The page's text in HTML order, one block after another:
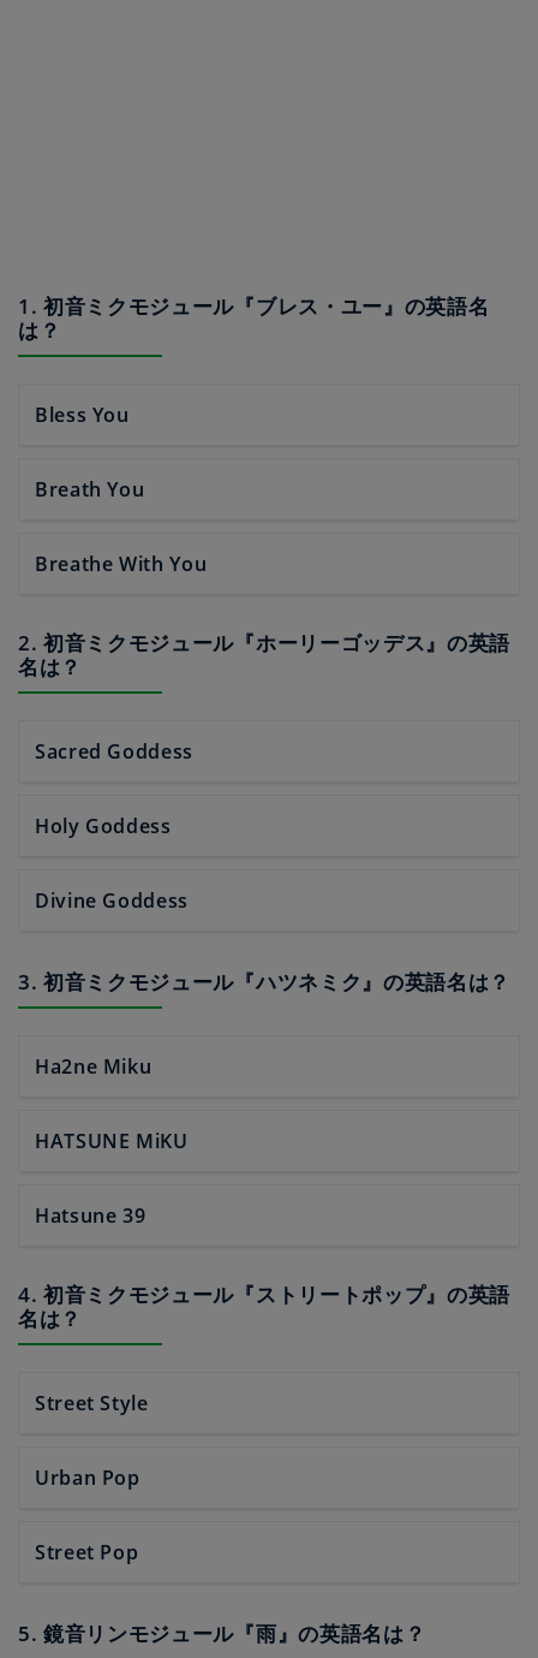
1. 初音ミクモジュール『ブレス・ユー』の英語名
は？
Bless You
Breath You
Breathe With You
2. 初音ミクモジュール『ホーリーゴッデス』の英語
名は？
Sacred Goddess
Holy Goddess
Divine Goddess
3. 初音ミクモジュール『ハツネミク』の英語名は？
Ha2ne Miku
HATSUNE MiKU
Hatsune 39
4. 初音ミクモジュール『ストリートポップ』の英語
名は？
Street Style
Urban Pop
Street Pop
5. 鏡音リンモジュール『雨』の英語名は？